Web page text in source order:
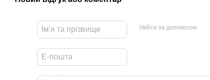
Увійти за допомогою